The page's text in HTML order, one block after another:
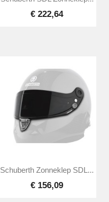
€ 222,64
Schuberth Zonneklep SDL...
€ 156,09